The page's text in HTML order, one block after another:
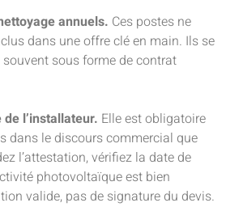
annuels. Ces postes ne
dans une offre clé en main. Ils se
sous forme de contrat
l’installateur. Elle est obligatoire
dans le discours commercial que
l’attestation, vérifiez la date de
photovoltaïque est bien
valide, pas de signature du devis.